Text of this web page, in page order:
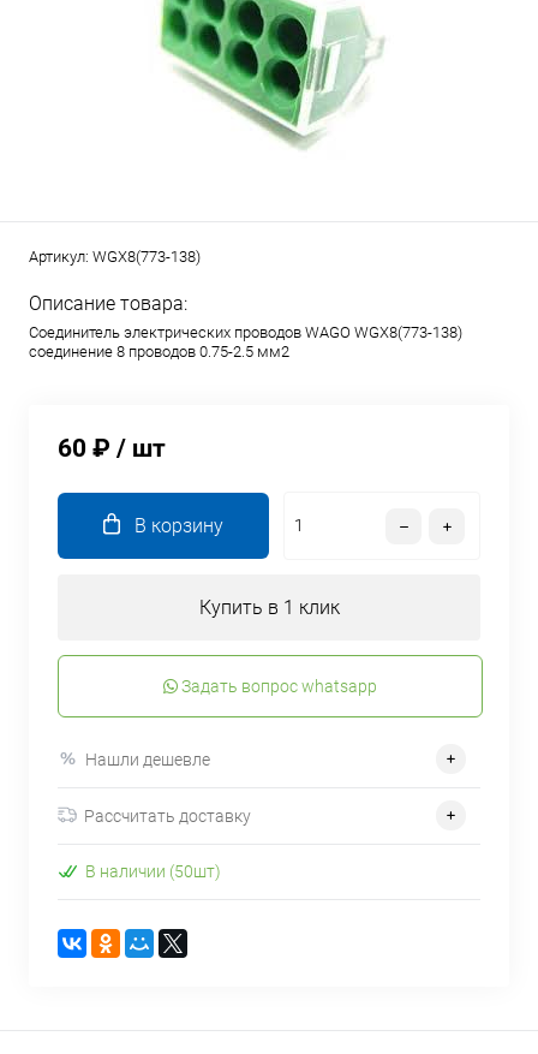
Артикул: WGX8(773-138)
Описание товара:
Соединитель электрических проводов WAGO WGX8(773-138)
соединение 8 проводов 0.75-2.5 мм2
60 ₽ / шт
В корзину
Купить в 1 клик
Задать вопрос whatsapp
Нашли дешевле
Рассчитать доставку
В наличии (50шт)